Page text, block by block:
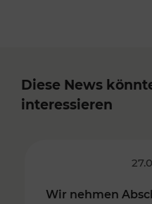
Diese News
interessieren
Wir nehmen